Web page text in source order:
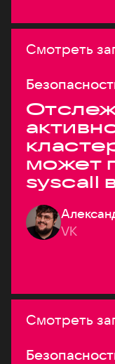
Смотреть
может
syscall
VK
Смотреть